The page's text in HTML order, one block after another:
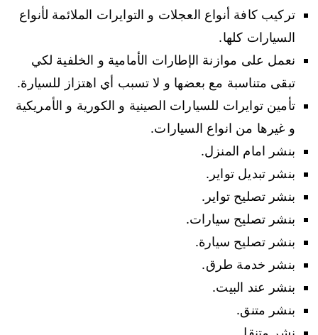
تركيب كافة أنواع العجلات و التوايرات الملائمة لأنواع
السيارات كلها.
نعمل على موازنة الإطارات الأمامية و الخلفية لكي
تبقى متناسبة مع بعضها و لا تسبب أي اهتزاز للسيارة.
تأمين توايرات للسيارات الصينية و الكورية و الأمريكية
و غيرها من انواع السيارات.
بنشر امام المنزل.
بنشر تبديل تواير.
بنشر تصليح تواير.
بنشر تصليح سيارات.
بنشر تصليح سيارة.
بنشر خدمة طرق.
بنشر عند البيت.
بنشر متنق.